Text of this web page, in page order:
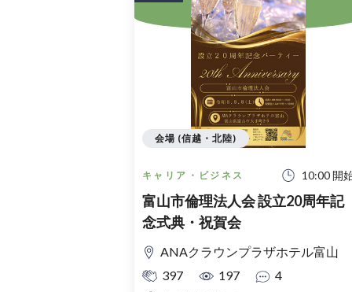
キャリア・ビジネス 10:00 開
富山市倫理法人会 設立20周年記
念式典・祝賀会
ANAクラウンプラザホテル富山
397
197 4
会場 (信越・北陸)